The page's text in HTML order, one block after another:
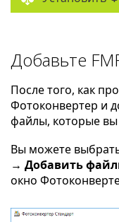
Добавьте
После того, как
Фотоконвертер и
файлы, которые вы
Вы можете
→ Добавить
окно